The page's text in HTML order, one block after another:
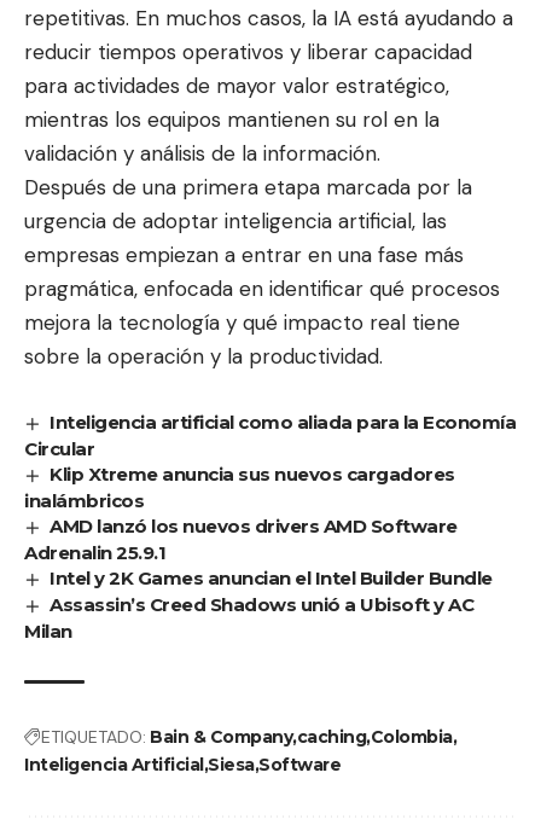
repetitivas. En muchos casos, la IA está ayudando a
reducir tiempos operativos y liberar capacidad
para actividades de mayor valor estratégico,
mientras los equipos mantienen su rol en la
validación y análisis de la información.
Después de una primera etapa marcada por la
urgencia de adoptar inteligencia artificial, las
empresas empiezan a entrar en una fase más
pragmática, enfocada en identificar qué procesos
mejora la tecnología y qué impacto real tiene
sobre la operación y la productividad.
Inteligencia artificial como aliada para la Economía
Circular
Klip Xtreme anuncia sus nuevos cargadores
inalámbricos
AMD lanzó los nuevos drivers AMD Software
Adrenalin 25.9.1
Intel y 2K Games anuncian el Intel Builder Bundle
Assassin’s Creed Shadows unió a Ubisoft y AC
Milan
ETIQUETADO: Bain & CompanycachingColombia
Inteligencia ArtificialSiesaSoftware